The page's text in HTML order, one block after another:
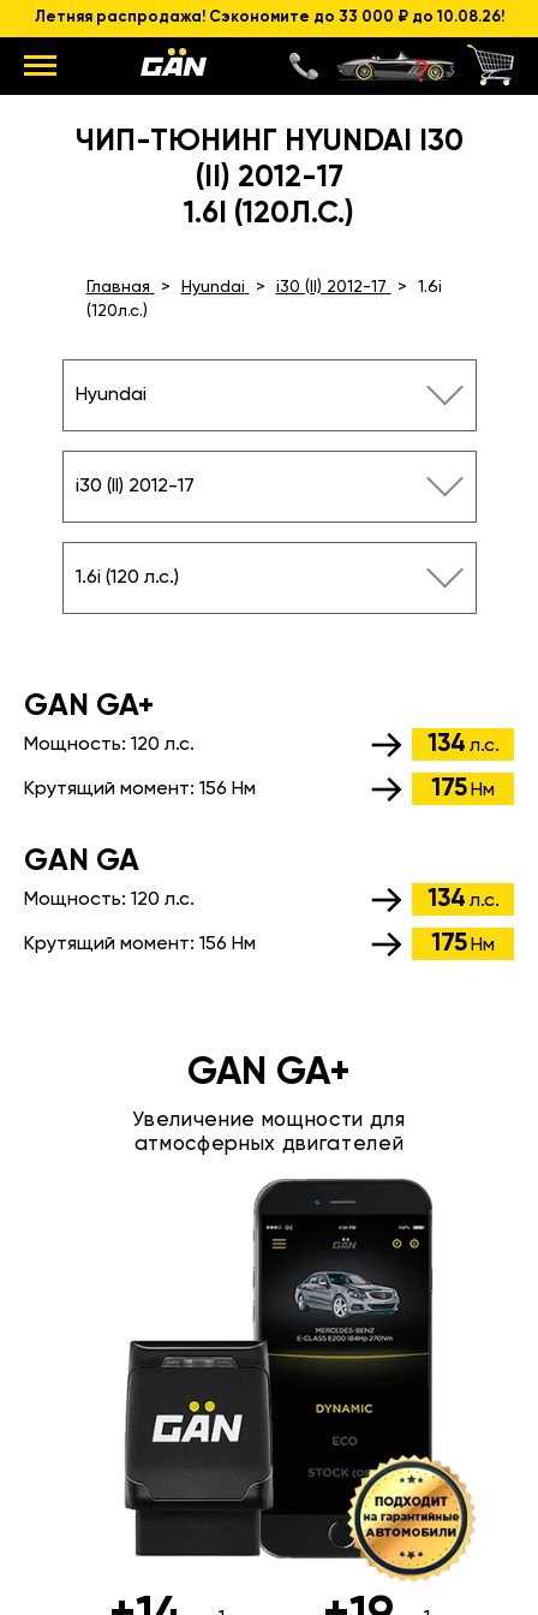
Летняя распродажа! Сэкономите до 33 000 ₽ до 10.08.26!
ЧИП-ТЮНИНГ HYUNDAI I30
(II) 2012-17
1.6I (120Л.С.)
Главная Hyundai i30 (II) 2012-17
1.6i
(120л.с.)
Hyundai
i30 (II) 2012-17
1.6i (120 л.с.)
GАN GA+
Мощность: 120 л.с. 134 л.с.
Крутящий момент: 156 Нм 175 Нм
GАN GA
Мощность: 120 л.с. 134 л.с.
Крутящий момент: 156 Нм 175 Нм
GAN GA+
Увеличение мощности для
атмосферных двигателей